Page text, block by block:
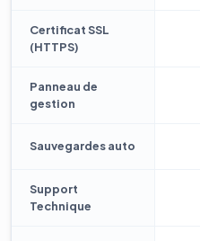
Certificat SSL
(HTTPS)
Panneau de
gestion
Sauvegardes auto
Support
Technique